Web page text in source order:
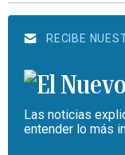
RECIBE
Las noticias
entender lo más